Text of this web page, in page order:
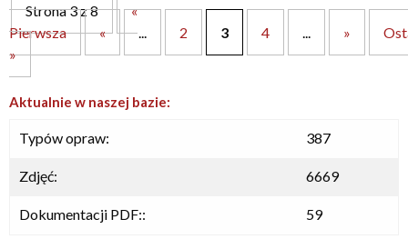
Strona 3 z 8
«
Pierwsza
« ... 2 3 4 ... »
»
Aktualnie w naszej bazie:
Typów opraw: 387
Zdjęć: 6669
Dokumentacji PDF:: 59